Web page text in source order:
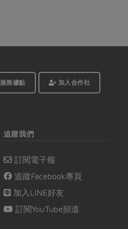
服務據點 加入合作社
追蹤我們
訂閱電子報
追蹤Facebook專頁
加入LINE好友
訂閱YouTube頻道